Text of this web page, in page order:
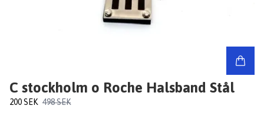
C stockholm o Roche Halsband Stål
200 SEK 498 SEK